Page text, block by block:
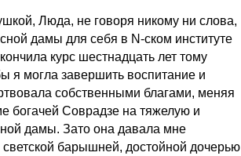
Люда, не говоря никому ни слова,
дамы для себя в N-ском институте
курс шестнадцать лет тому
я могла завершить воспитание и
собственными благами, меняя
богачей Соврадзе на тяжелую и
дамы. Зато она давала мне
барышней, достойной дочерью